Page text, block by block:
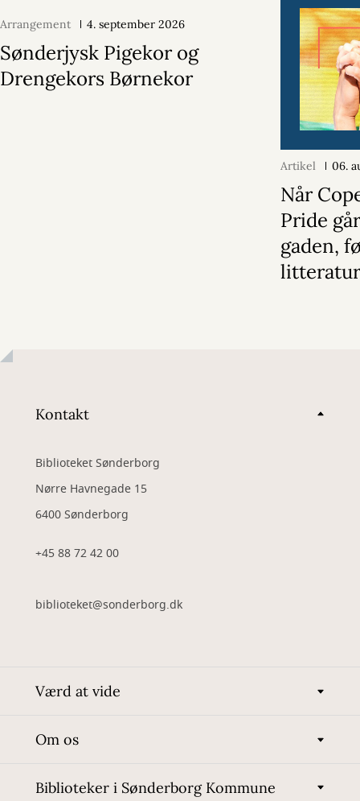
Arrangement 4. september 2026
Sønderjysk Pigekor og
Drengekors Børnekor
Artikel 06.
Når
Pride
gaden,
Kontakt
Biblioteket Sønderborg
Nørre Havnegade 15
6400 Sønderborg
+45 88 72 42 00
biblioteket@sonderborg.dk
Værd at vide
Om os
Biblioteker i Sønderborg Kommune